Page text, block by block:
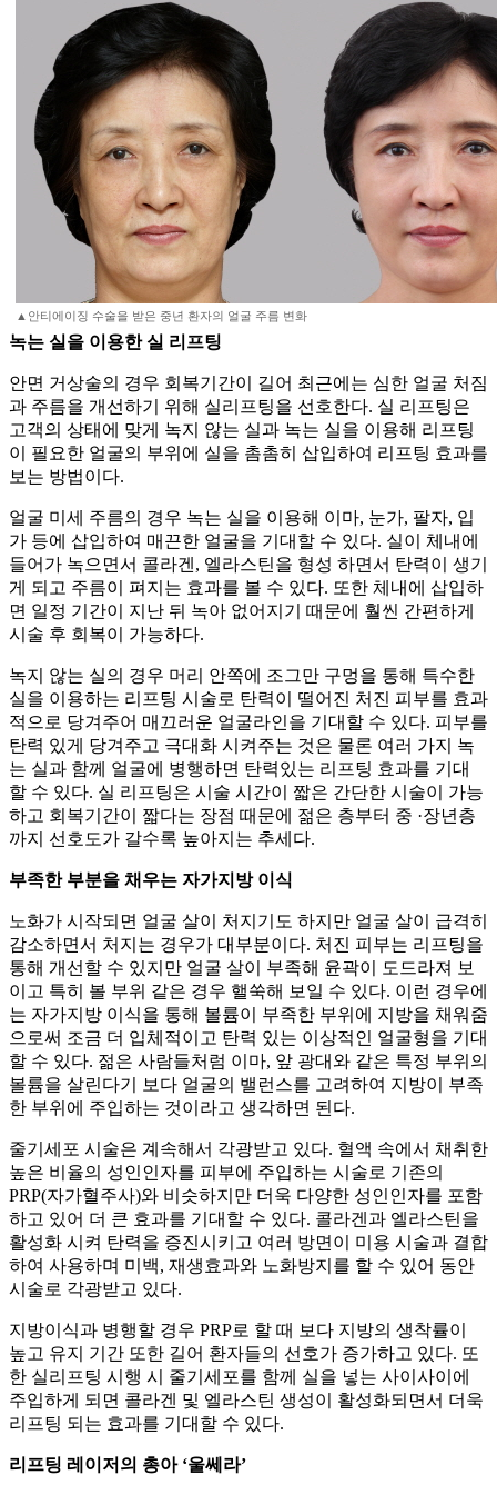
▲안티에이징 수술을 받은 중년 환자의 얼굴 주름 변화
녹는 실을 이용한 실 리프팅
안면 거상술의 경우 회복기간이 길어 최근에는 심한 얼굴 처짐
과 주름을 개선하기 위해 실리프팅을 선호한다. 실 리프팅은
고객의 상태에 맞게 녹지 않는 실과 녹는 실을 이용해 리프팅
이 필요한 얼굴의 부위에 실을 촘촘히 삽입하여 리프팅 효과를
보는 방법이다.
얼굴 미세 주름의 경우 녹는 실을 이용해 이마, 눈가, 팔자, 입
가 등에 삽입하여 매끈한 얼굴을 기대할 수 있다. 실이 체내에
들어가 녹으면서 콜라겐, 엘라스틴을 형성 하면서 탄력이 생기
게 되고 주름이 펴지는 효과를 볼 수 있다. 또한 체내에 삽입하
면 일정 기간이 지난 뒤 녹아 없어지기 때문에 훨씬 간편하게
시술 후 회복이 가능하다.
녹지 않는 실의 경우 머리 안쪽에 조그만 구멍을 통해 특수한
실을 이용하는 리프팅 시술로 탄력이 떨어진 처진 피부를 효과
적으로 당겨주어 매끄러운 얼굴라인을 기대할 수 있다. 피부를
탄력 있게 당겨주고 극대화 시켜주는 것은 물론 여러 가지 녹
는 실과 함께 얼굴에 병행하면 탄력있는 리프팅 효과를 기대
할 수 있다. 실 리프팅은 시술 시간이 짧은 간단한 시술이 가능
하고 회복기간이 짧다는 장점 때문에 젊은 층부터 중 ·장년층
까지 선호도가 갈수록 높아지는 추세다.
부족한 부분을 채우는 자가지방 이식
노화가 시작되면 얼굴 살이 처지기도 하지만 얼굴 살이 급격히
감소하면서 처지는 경우가 대부분이다. 처진 피부는 리프팅을
통해 개선할 수 있지만 얼굴 살이 부족해 윤곽이 도드라져 보
이고 특히 볼 부위 같은 경우 핼쑥해 보일 수 있다. 이런 경우에
는 자가지방 이식을 통해 볼륨이 부족한 부위에 지방을 채워줌
으로써 조금 더 입체적이고 탄력 있는 이상적인 얼굴형을 기대
할 수 있다. 젊은 사람들처럼 이마, 앞 광대와 같은 특정 부위의
볼륨을 살린다기 보다 얼굴의 밸런스를 고려하여 지방이 부족
한 부위에 주입하는 것이라고 생각하면 된다.
줄기세포 시술은 계속해서 각광받고 있다. 혈액 속에서 채취한
높은 비율의 성인인자를 피부에 주입하는 시술로 기존의
PRP(자가혈주사)와 비슷하지만 더욱 다양한 성인인자를 포함
하고 있어 더 큰 효과를 기대할 수 있다. 콜라겐과 엘라스틴을
활성화 시켜 탄력을 증진시키고 여러 방면이 미용 시술과 결합
하여 사용하며 미백, 재생효과와 노화방지를 할 수 있어 동안
시술로 각광받고 있다.
지방이식과 병행할 경우 PRP로 할 때 보다 지방의 생착률이
높고 유지 기간 또한 길어 환자들의 선호가 증가하고 있다. 또
한 실리프팅 시행 시 줄기세포를 함께 실을 넣는 사이사이에
주입하게 되면 콜라겐 및 엘라스틴 생성이 활성화되면서 더욱
리프팅 되는 효과를 기대할 수 있다.
리프팅 레이저의 총아 ‘울쎄라’